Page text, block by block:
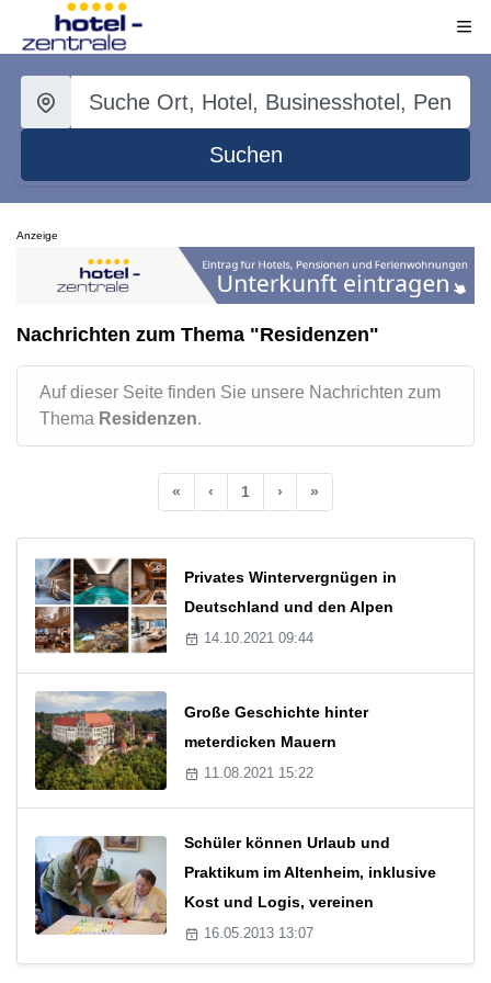
Suchen
Anzeige
Nachrichten zum Thema "Residenzen"
Auf dieser Seite finden Sie unsere Nachrichten zum
Thema Residenzen.
« ‹ 1 › »
Privates Wintervergnügen in
Deutschland und den Alpen
14.10.2021 09:44
Große Geschichte hinter
meterdicken Mauern
11.08.2021 15:22
Schüler können Urlaub und
Praktikum im Altenheim, inklusive
Kost und Logis, vereinen
16.05.2013 13:07